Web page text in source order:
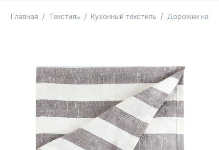
Главная / Текстиль / Кухонный текстиль / Дорожки на